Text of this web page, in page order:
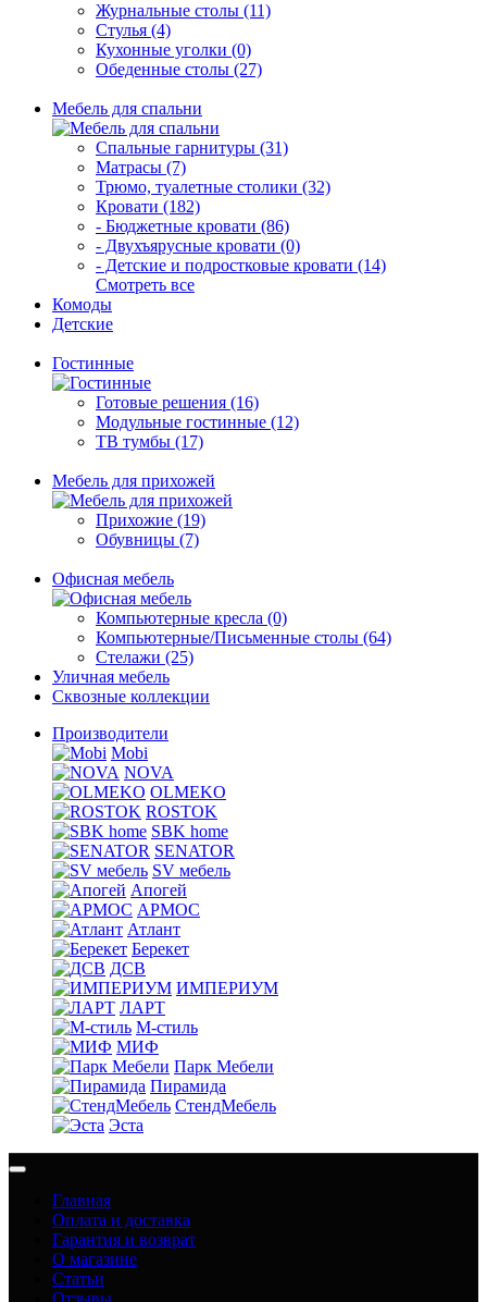
Журнальные столы (11)
Стулья (4)
Кухонные уголки (0)
Обеденные столы (27)
Мебель для спальни
Спальные гарнитуры (31)
Матрасы (7)
Трюмо, туалетные столики (32)
Кровати (182)
- Бюджетные кровати (86)
- Двухъярусные кровати (0)
- Детские и подростковые кровати (14)
Смотреть все
Комоды
Детские
Гостинные
Готовые решения (16)
Модульные гостинные (12)
ТВ тумбы (17)
Мебель для прихожей
Прихожие (19)
Обувницы (7)
Офисная мебель
Компьютерные кресла (0)
Компьютерные/Письменные столы (64)
Стелажи (25)
Уличная мебель
Сквозные коллекции
Производители
Mobi
NOVA
OLMEKO
ROSTOK
SBK home
SENATOR
SV мебель
Апогей
АРМОС
Атлант
Берекет
ДСВ
ИМПЕРИУМ
ЛАРТ
М-стиль
МИФ
Парк Мебели
Пирамида
СтендМебель
Эста
Главная
Оплата и доставка
Гарантия и возврат
О магазине
Статьи
Отзывы